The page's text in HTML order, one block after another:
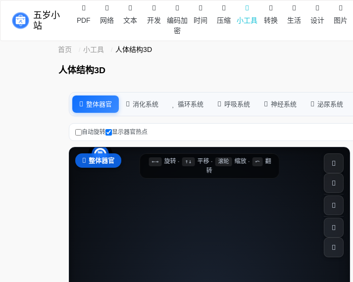
五岁小
站
PDF 网络 文本 开发
编码加
密
时间 压缩 小工具 转换 生活 设计 图片
首页 小工具 人体结构3D
人体结构3D
整体器官 消化系统 循环系统 呼吸系统 神经系统 泌尿系统
自动旋转 显示器官热点
整体器官 ←→ 旋转 · ↑↓ 平移 · 滚轮 缩放 · ⤺
翻
转
大
心
左
右
肝
胃
胰
小
大
左
右
膀
脾